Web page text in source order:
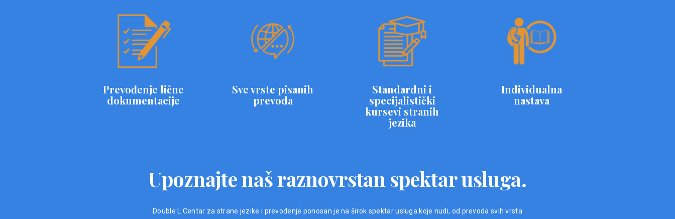
Prevođenje lične
dokumentacije
Sve vrste pisanih
prevoda
Standardni i
specijalistički
kursevi stranih
jezika
Individualna
nastava
Upoznajte naš raznovrstan spektar usluga.
Double L Centar za strane jezike i prevođenje ponosan je na širok spektar usluga koje nudi, od prevoda svih vrsta